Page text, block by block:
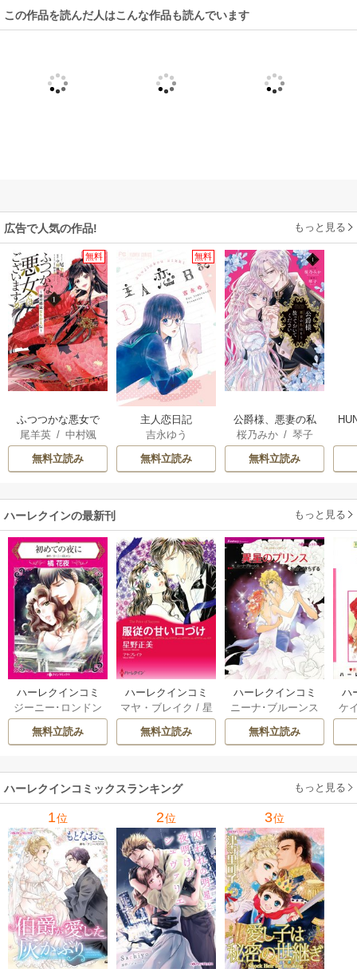
この作品を読んだ人はこんな作品も読んでいます
広告で人気の作品! もっと見る
無料
ふつつかな悪女で
はございますが ～
雛宮蝶鼠とりかえ
伝～
尾羊英/ 中村颯
希
/ ゆき哉
無料立読み
無料
主人恋日記
吉永ゆう
無料立読み
公爵様、悪妻の私
はもう放っておい
てください
桜乃みか/ 琴子
無料立読み
ハーレクインの最新刊 もっと見る
ハーレクインコミ
ックス セット 202
6年 vol.1064 1巻
ジーニー･ロンドン
/橘花夜/メアリ
ー･ライアンズ
ーガン/星合操/ア
ン･ウィール/ 津寺
里可子
無料立読み
ハーレクインコミ
ックス セット 202
6年 vol.1002 1巻
マヤ・ブレイク / 星
野正美/ヘレン･ブ
ルックス/のわきね
ウェイ/一重夕子
無料立読み
ハーレクインコミ
ックス セット 202
6年 vol.1063 1巻
ニーナ･ブルーンス
/おおつきちずる/
レベッカ･ヨーク
ーディ/海野みつる
サラ･ウッド/流
水凛子
無料立読み
ハ
ッ
ケ
/
ザ
ハーレクインコミックスランキング もっと見る
1位 2位 3位